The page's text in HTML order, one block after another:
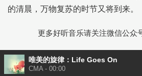
的清晨，万物复苏的时节又将到来。
更多好听音乐请关注微信公众
唯美的旋律：Life Goes On
CMA- 00:00